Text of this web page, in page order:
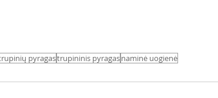
pyragastrupininis pyragasnaminė uogienė